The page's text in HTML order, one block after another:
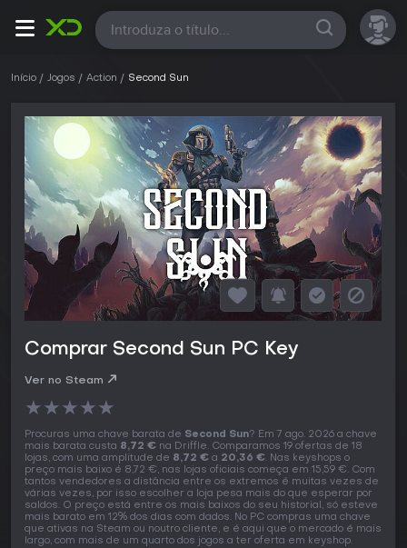
Todas
Início Jogos Action Second Sun
Comprar Second Sun PC Key
Ver no Steam
★★★★★
Procuras uma chave barata de Second Sun? Em 7 ago. 2026 a chave
mais barata custa 8,72 € na Driffle. Comparamos 19 ofertas de 18
lojas, com uma amplitude de 8,72 € a 20,36 €. Nas keyshops o
preço mais baixo é 8,72 €, nas lojas oficiais começa em 15,59 €. Com
tantos vendedores a distância entre os extremos é muitas vezes de
várias vezes, por isso escolher a loja pesa mais do que esperar por
saldos. O preço está entre os mais baixos do seu historial, só esteve
mais barato em 12% dos dias com dados. No PC compras uma chave
que ativas na Steam ou noutro cliente, e é aqui que o mercado é mais
largo, com mais de um quarto dos jogos a ter oferta em keyshop.